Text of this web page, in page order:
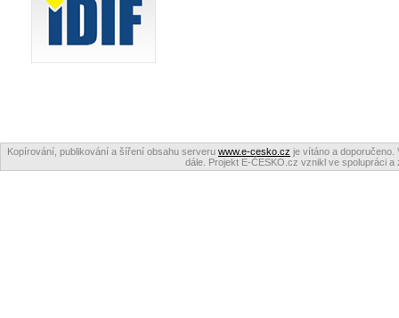
Kopírování, publikování a šíření obsahu serveru www.e-cesko.cz je vítáno a doporučeno.
dále. Projekt E-ČESKO.cz vznikl ve spolupráci